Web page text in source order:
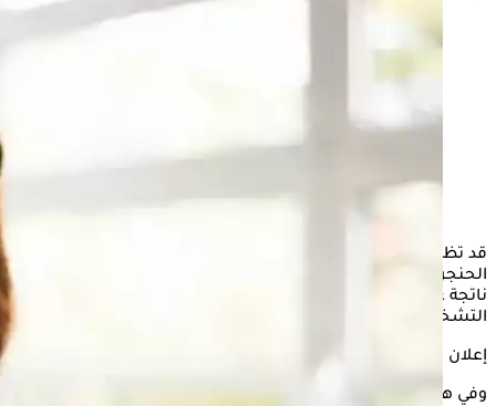
قد تظهر بعض الأعراض البسيطة في بدايتها لدى مرضى
الحنجرة، إلا أن كثيرًا من الأشخاص يتجاهلونها أو يعتقدون أنها
ناتجة عن نزلات البرد أو التهاب الحلق العادي، مما قد يؤدي إلى تأخر
التشخيص والعلاج.
إعلان
وفي هذا السياق، يوضح الدكتور مؤمن علي، رئيس قسم الأنف